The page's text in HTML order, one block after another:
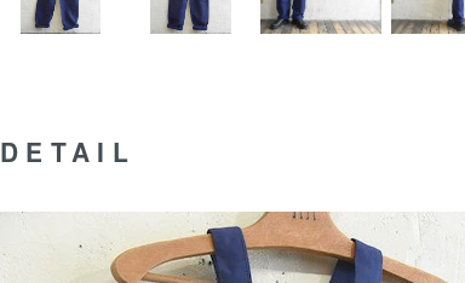
DETAIL